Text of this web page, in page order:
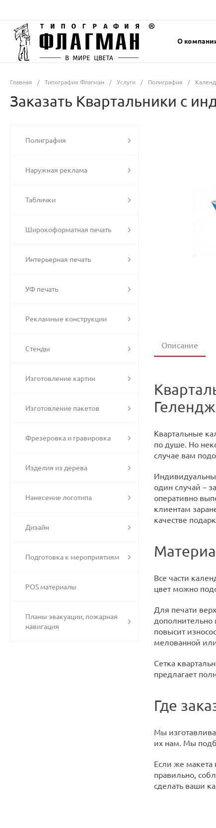
О
Главная / Типография Флагман / Услуги / Полиграфия /
Заказать Квартальники с
Полиграфия
Наружная реклама
Таблички
Широкоформатная печать
Интерьерная печать
УФ печать
Рекламные конструкции
Стенды
Изготовление картин
Изготовление пакетов
Фрезеровка и гравировка
Изделия из дерева
Нанесение логотипа
Дизайн
Подготовка к мероприятиям
POS материалы
Планы эвакуации, пожарная
навигация
Описание
Квартальные
по душе. Но
случае вам
один случай –
оперативно
клиентам
качестве
Все части
цвет можно
Для печати
повысит
мелованной
Сетка
предлагает
Где
Мы
их нам. Мы
Если же макета
правильно,
сделать ваши